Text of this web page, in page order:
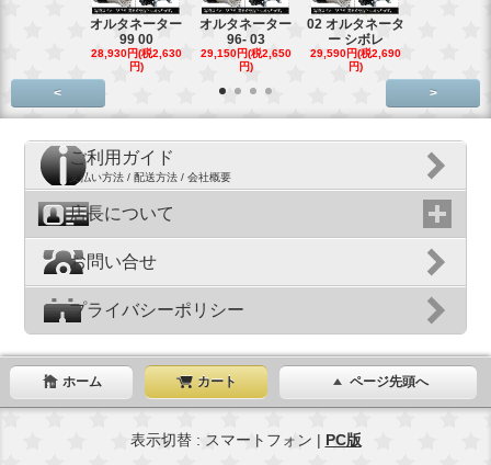
オルタネーター
99 00
28,930円(税2,630
円)
オルタネーター
96- 03
29,150円(税2,650
円)
02 オルタネータ
ー シボレ
29,590円(税2,690
円)
< >
ご利用ガイド
支払い方法 / 配送方法 / 会社概要
店長について
お問い合せ
プライバシーポリシー
ホーム カート ページ先頭へ
表示切替 : スマートフォン | PC版